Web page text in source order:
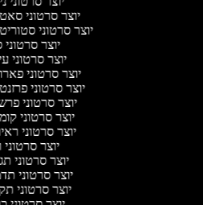
יוצר סרטוני
יוצר סרטוני
יוצר
יוצר סרטוני
יוצר סרטוני
יוצר סרטוני
יוצר סרטוני
יוצר סרטוני
יוצר סרטוני
יוצר
יוצר סרטוני
יוצר סרטוני
יוצר סרטוני